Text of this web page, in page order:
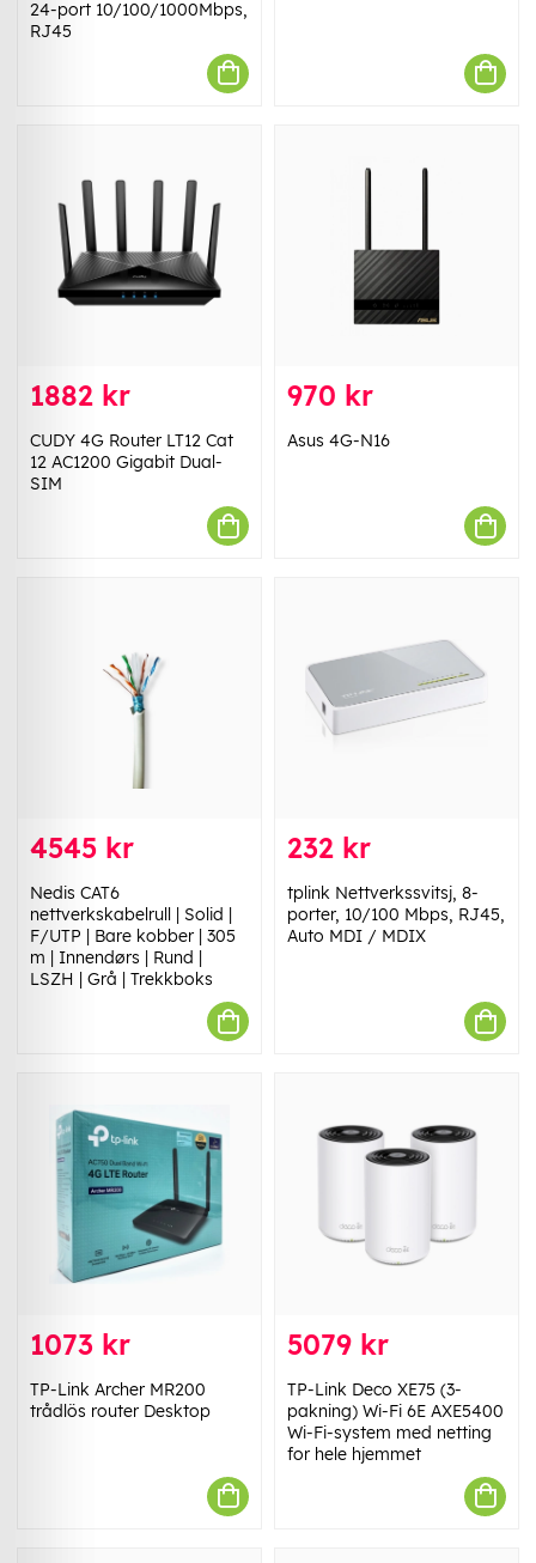
24-port 10/100/1000Mbps,
RJ45
1882 kr
CUDY 4G Router LT12 Cat
12 AC1200 Gigabit Dual-
SIM
970 kr
Asus 4G-N16
4545 kr
Nedis CAT6
nettverkskabelrull | Solid |
F/UTP | Bare kobber | 305
m | Innendørs | Rund |
LSZH | Grå | Trekkboks
232 kr
tplink Nettverkssvitsj, 8-
porter, 10/100 Mbps, RJ45,
Auto MDI / MDIX
1073 kr
TP-Link Archer MR200
trådlös router Desktop
5079 kr
TP-Link Deco XE75 (3-
pakning) Wi-Fi 6E AXE5400
Wi-Fi-system med netting
for hele hjemmet